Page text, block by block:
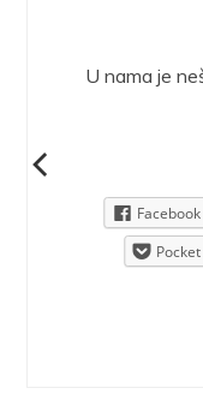
U nama je
Facebook
Pocket